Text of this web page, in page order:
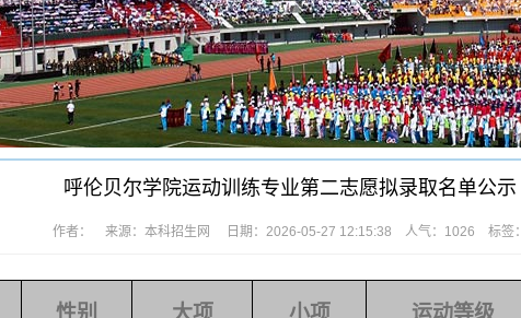
呼伦贝尔学院运动训练专业第二志愿拟录取名单公示
作者： 来源：本科招生网 日期：2026-05-27 12:15:38 人气： 1026 标签：
性别 大项 小项 运动等级